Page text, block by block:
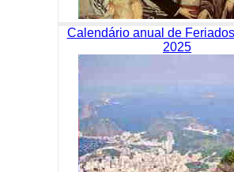
Calendário anual de
2025